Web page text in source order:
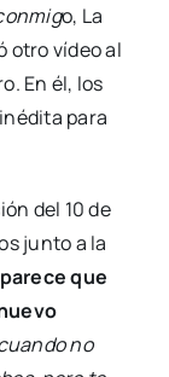
o, La
otro vídeo al
En él, los
para
del 10 de
junto a la
parece que
no